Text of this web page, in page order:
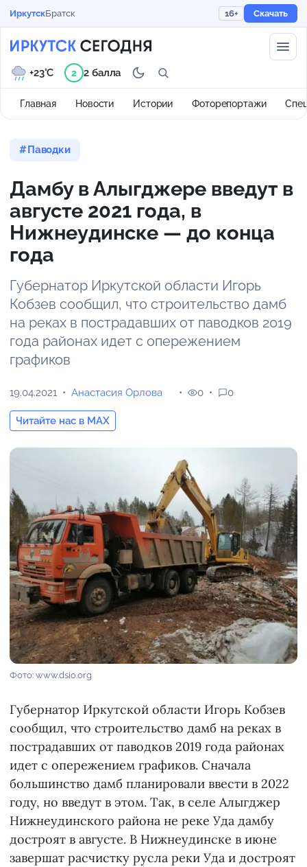
ИркутскБратск 16+ Скачать
Главная Новости Истории Фоторепортажи
+23°C 2 2 балла
Паводки
Дамбу в Алыгджере введут в
августе 2021 года, в
Нижнеудинске — до конца
года
Губернатор Иркутской области Игорь
Кобзев сообщил, что строительство дамб
на реках в пострадавших от паводков 2019
года районах идет с опережением
графиков
19.04.2021 Анастасия Орлова
Читайте нас в MAX
0 0
Фото: www.dsio.org
Губернатор Иркутской области Игорь Кобзев
сообщил, что строительство дамб на реках в
пострадавших от паводков 2019 года районах
идет с опережением графиков. Сначала
большинство дамб планировали ввести в 2022
году, но введут в этом. Так, в селе Алыгджер
Нижнеудинского района не реке Уда дамбу
достроят в августе. В Нижнеудинске в июне
завершат расчистку русла реки Уда и достроят